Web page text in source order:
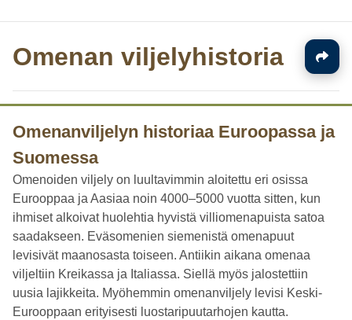
Omenan viljelyhistoria
Omenanviljelyn historiaa Euroopassa ja
Suomessa
Omenoiden viljely on luultavimmin aloitettu eri osissa
Eurooppaa ja Aasiaa noin 4000–5000 vuotta sitten, kun
ihmiset alkoivat huolehtia hyvistä villiomenapuista satoa
saadakseen. Eväsomenien siemenistä omenapuut
levisivät maanosasta toiseen. Antiikin aikana omenaa
viljeltiin Kreikassa ja Italiassa. Siellä myös jalostettiin
uusia lajikkeita. Myöhemmin omenanviljely levisi Keski-
Eurooppaan erityisesti luostaripuutarhojen kautta.